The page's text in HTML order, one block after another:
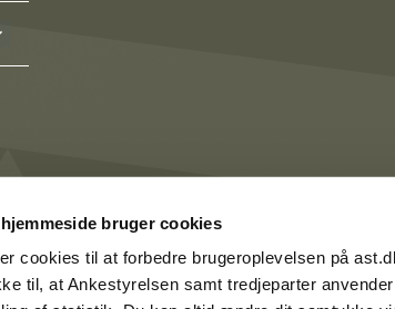
bruger cookies
cookies til at forbedre brugeroplevelsen på
til, at Ankestyrelsen samt tredjeparter